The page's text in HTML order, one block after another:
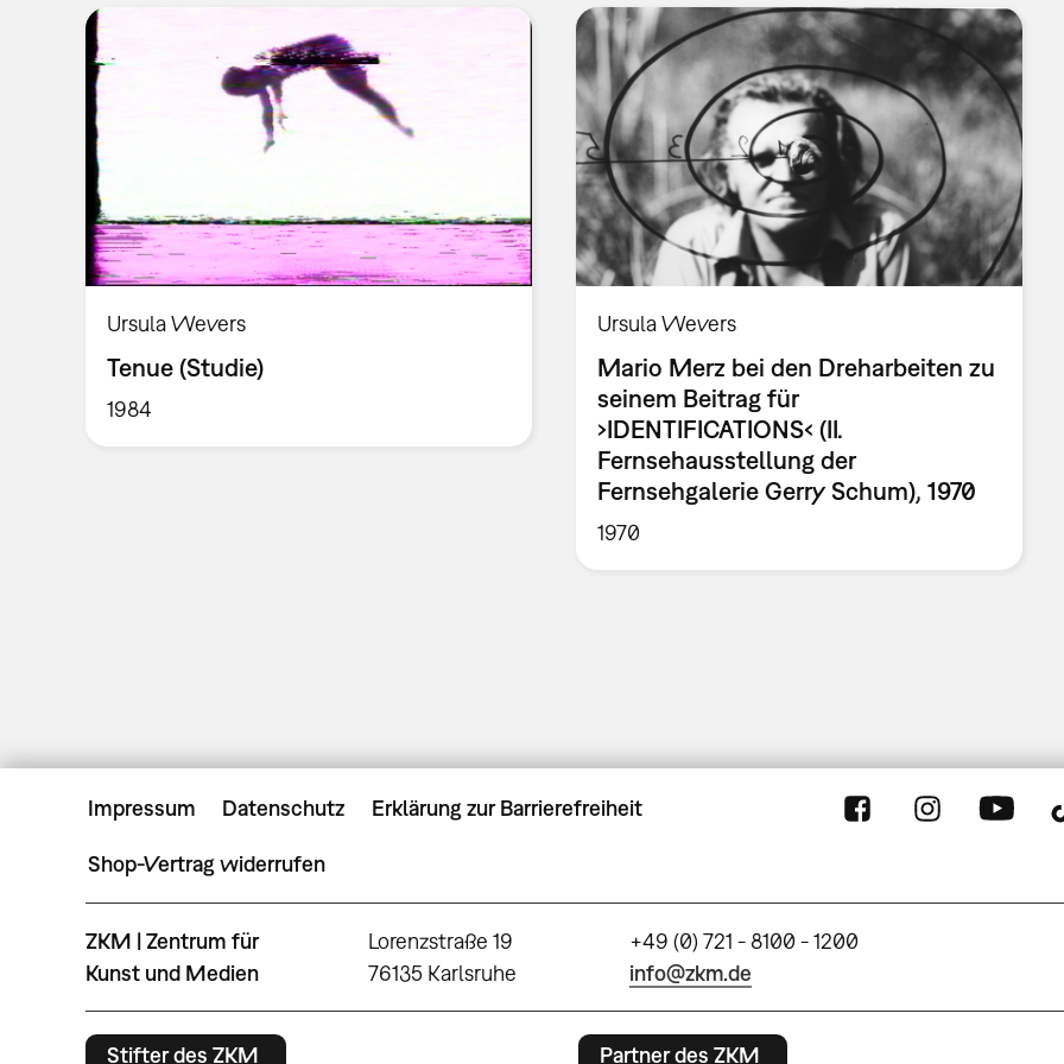
Ursula Wevers
Tenue (Studie)
1984
Ursula Wevers
Mario Merz bei den Dreharbeiten zu
seinem Beitrag für
›IDENTIFICATIONS‹ (II.
Fernsehausstellung der
Fernsehgalerie Gerry Schum), 1970
1970
Impressum Datenschutz Erklärung zur Barrierefreiheit
Shop-Vertrag widerrufen
ZKM | Zentrum für
Kunst und Medien
Lorenzstraße 19
76135 Karlsruhe
+49 (0) 721 - 8100 - 1200
info@zkm.de
Stifter des ZKM Partner des ZKM